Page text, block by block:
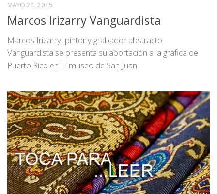
MAYO 24, 2015
Marcos Irizarry Vanguardista
Marcos Irizarry, pintor y grabador abstracto
Vanguardista se presenta su aportación a la gráfica de
Puerto Rico en El museo de San Juan